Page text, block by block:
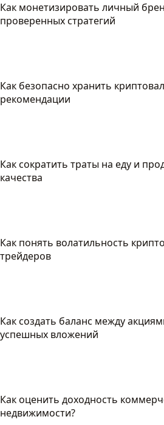
Как монетизировать личный
проверенных стратегий
Как безопасно хранить
рекомендации
Как сократить траты на еду и
качества
Как понять волатильность
трейдеров
Как создать баланс между
успешных вложений
Как оценить доходность
недвижимости?